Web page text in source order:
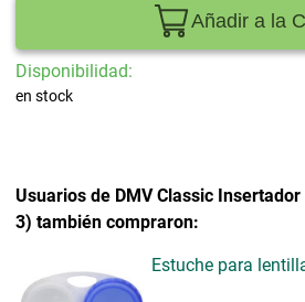
Añadir a la
Disponibilidad:
en stock
Usuarios de DMV Classic
3) también compraron:
Estuche para